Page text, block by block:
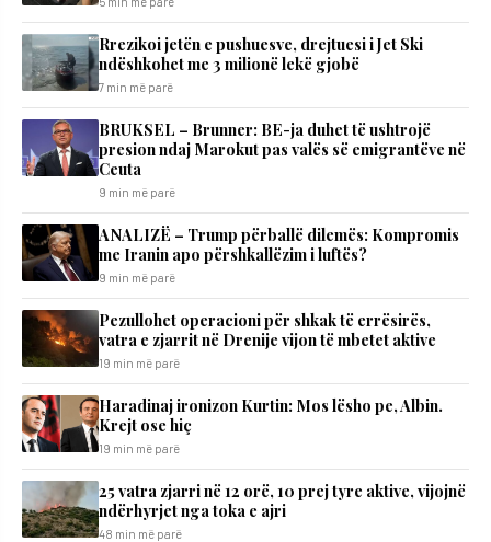
Rrezikoi jetën e pushuesve, drejtuesi i Jet Ski
ndëshkohet me 3 milionë lekë gjobë
7 min më parë
BRUKSEL – Brunner: BE-ja duhet të ushtrojë
presion ndaj Marokut pas valës së emigrantëve në
Ceuta
9 min më parë
ANALIZË – Trump përballë dilemës: Kompromis
me Iranin apo përshkallëzim i luftës?
9 min më parë
Pezullohet operacioni për shkak të errësirës,
vatra e zjarrit në Drenije vijon të mbetet aktive
19 min më parë
Haradinaj ironizon Kurtin: Mos lësho pe, Albin.
Krejt ose hiç
19 min më parë
25 vatra zjarri në 12 orë, 10 prej tyre aktive, vijojnë
ndërhyrjet nga toka e ajri
48 min më parë